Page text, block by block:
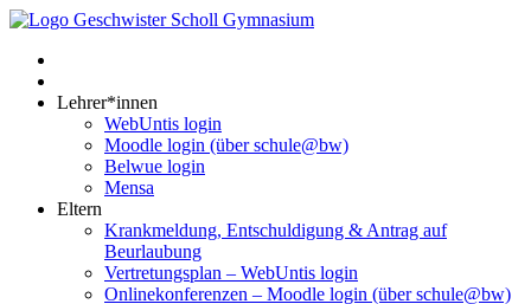
Lehrer*innen
WebUntis login
Moodle login (über schule@bw)
Belwue login
Mensa
Eltern
Krankmeldung, Entschuldigung & Antrag auf
Beurlaubung
Vertretungsplan – WebUntis login
Onlinekonferenzen – Moodle login (über schule@bw)